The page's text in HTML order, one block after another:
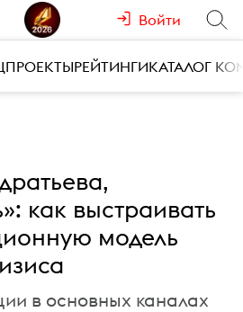
Войти
РЕЙТИНГИКАТАЛОГ
как выстраивать
модель
в основных каналах